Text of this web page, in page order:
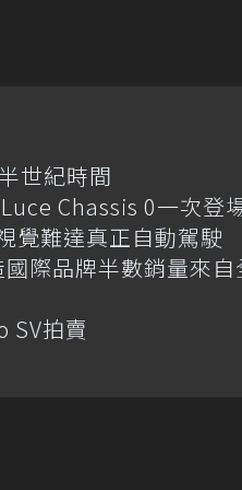
世紀時間
Chassis 0一次登
覺難達真正自動駕駛
際品牌半數銷量來自
SV拍賣